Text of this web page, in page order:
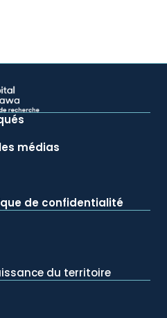
médias
de confidentialité
du territoire